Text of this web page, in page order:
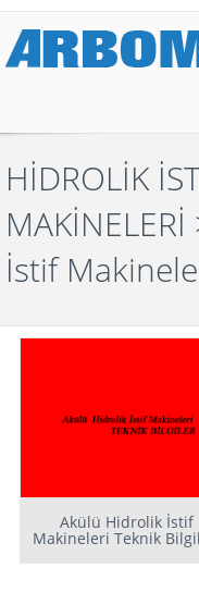
HİDROLİK
MAKİNELERİ
İstif
Akülü Hidrolik İstif
Makineleri Teknik